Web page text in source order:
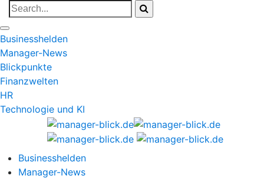
Businesshelden
Manager-News
Blickpunkte
Finanzwelten
HR
Technologie und KI
Businesshelden
Manager-News